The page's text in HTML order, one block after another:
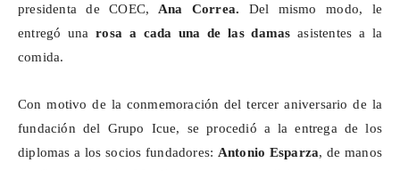
presidenta de COEC, Ana Correa. Del mismo modo, le
entregó unarosa a cada una de las damasasistentes a la
comida.
Con motivo de la conmemoración del tercer aniversario de la
fundación del Grupo Icue, se procedió a la entrega de los
diplomas a los socios fundadores: Antonio Esparza, de manos